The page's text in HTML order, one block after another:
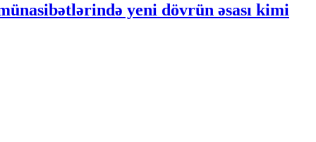
yeni dövrün əsası kimi